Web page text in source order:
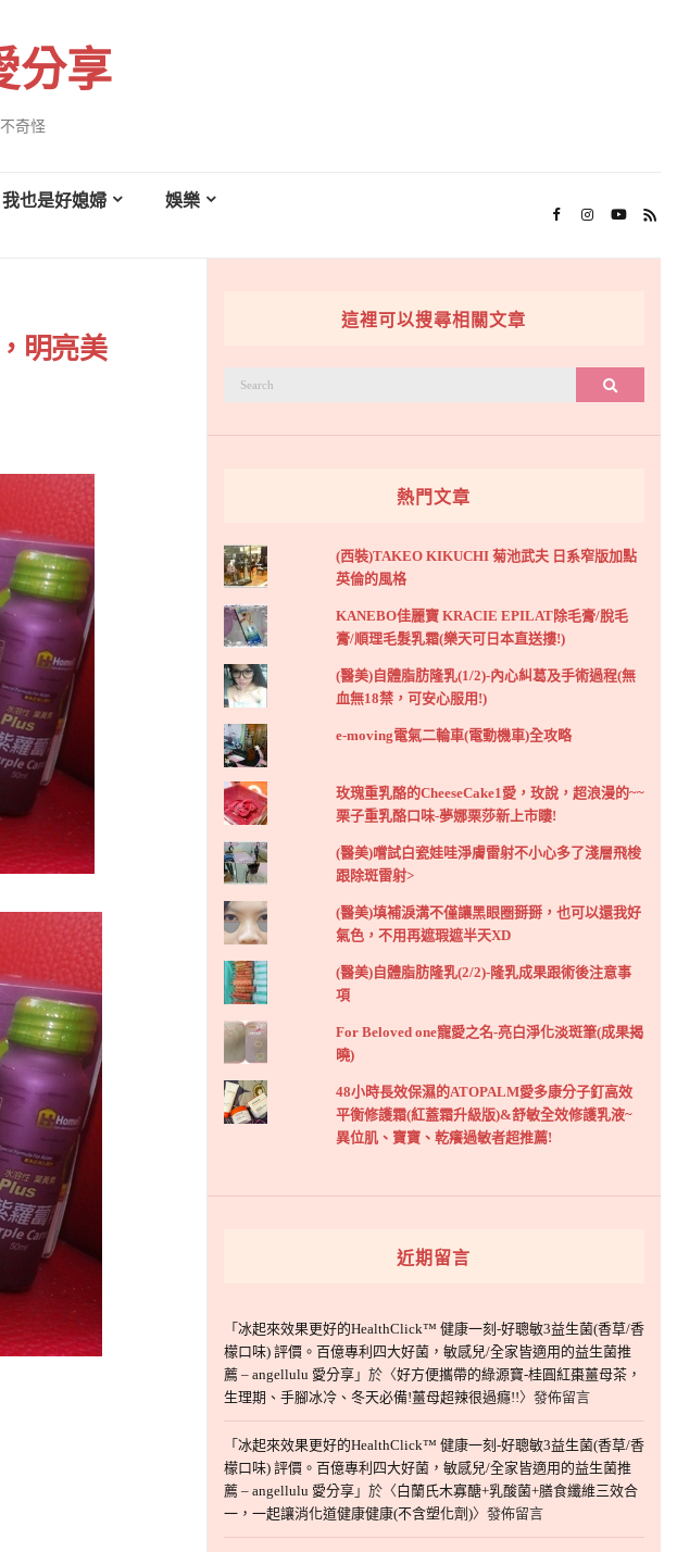
分享
奇怪
我也是好媳婦
娛樂
明亮美
這裡可以搜尋相關文章
搜尋
熱門文章
(西裝)TAKEO KIKUCHI 菊池武夫 日系窄版加點
英倫的風格
KANEBO佳麗寶 KRACIE EPILAT除毛膏/脫毛
膏/順理毛髮乳霜(樂天可日本直送摟!)
(醫美)自體脂肪隆乳(1/2)-內心糾葛及手術過程(無
血無18禁，可安心服用!)
e-moving電氣二輪車(電動機車)全攻略
玫瑰重乳酪的CheeseCake1愛，玫說，超浪漫的~~
栗子重乳酪口味-夢娜栗莎新上市瞜!
(醫美)嚐試白瓷娃哇淨膚雷射不小心多了淺層飛梭
跟除斑雷射>
(醫美)填補淚溝不僅讓黑眼圈掰掰，也可以還我好
氣色，不用再遮瑕遮半天XD
(醫美)自體脂肪隆乳(2/2)-隆乳成果跟術後注意事
項
For Beloved one寵愛之名-亮白淨化淡斑筆(成果揭
曉)
48小時長效保濕的ATOPALM愛多康分子釘高效
平衡修護霜(紅蓋霜升級版)&舒敏全效修護乳液~
異位肌、寶寶、乾癢過敏者超推薦!
近期留言
「 冰起來效果更好的HealthClick™ 健康一刻-好聰敏3益生菌(香草/香
檬口味) 評價。百億專利四大好菌，敏感兒/全家皆適用的益生菌推
薦 – angellulu 愛分享 」於〈好方便攜帶的綠源寶-桂圓紅棗薑母茶，
生理期、手腳冰冷、冬天必備!薑母超辣很過癮!!〉發佈留言
「 冰起來效果更好的HealthClick™ 健康一刻-好聰敏3益生菌(香草/香
檬口味) 評價。百億專利四大好菌，敏感兒/全家皆適用的益生菌推
薦 – angellulu 愛分享 」於〈白蘭氏木寡醣+乳酸菌+膳食纖維三效合
一，一起讓消化道健康健康(不含塑化劑)〉發佈留言